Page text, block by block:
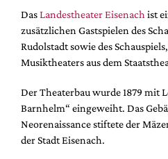
DdB-map
Kalender
Premierensuche
Hefte
Alle Hefte
Leseproben
DasLandestheater Eisenach ist
zusätzlichen Gastspielen des
Rudolstadt sowie des
Musiktheaters aus dem
Der Theaterbau wurde 1879 mit
Barnhelm“ eingeweiht. Das
Neorenaissance stiftete der
der Stadt Eisenach.